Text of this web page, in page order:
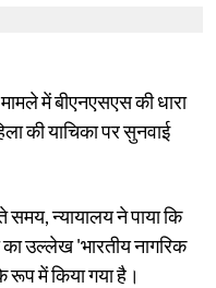
में बीएनएसएस की धारा
की याचिका पर सुनवाई
न्यायालय ने पाया कि
का उल्लेख 'भारतीय नागरिक
रूप में किया गया है।